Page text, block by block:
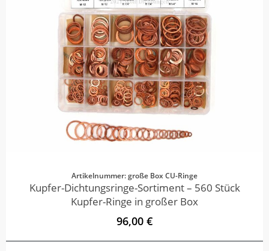
Artikelnummer: große Box CU-Ringe
Kupfer-Dichtungsringe-Sortiment – 560 Stück
Kupfer-Ringe in großer Box
96,00 €